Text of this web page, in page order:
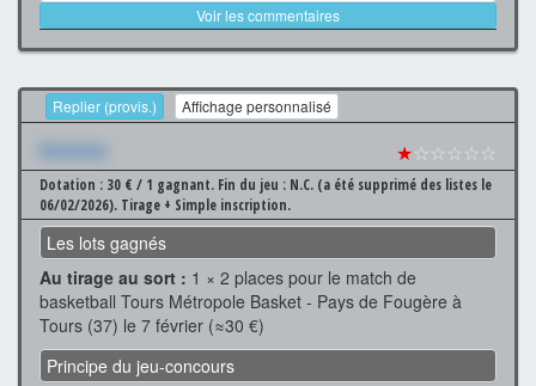
Voir les commentaires
Replier (provis.) Affichage personnalisé
Xxxxxxx ★☆☆☆☆☆
Dotation : 30 € / 1 gagnant. Fin du jeu : N.C. (a été supprimé des listes le
06/02/2026). Tirage + Simple inscription.
Les lots gagnés
Au tirage au sort : 1 × 2 places pour le match de
basketball Tours Métropole Basket - Pays de Fougère à
Tours (37) le 7 février (≈30 €)
Principe du jeu-concours